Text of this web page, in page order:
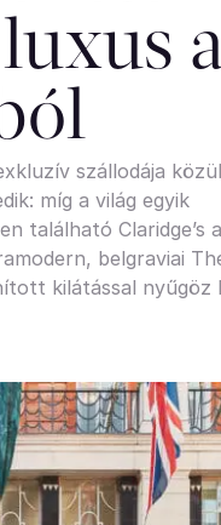
szállodája közül
míg a világ egyik
található Claridge’s a
belgraviai
kilátással nyűgöz